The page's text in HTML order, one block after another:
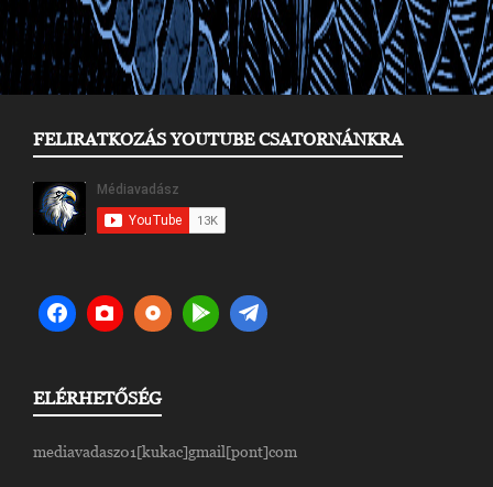
FELIRATKOZÁS YOUTUBE CSATORNÁNKRA
ELÉRHETŐSÉG
mediavadasz01[kukac]gmail[pont]com